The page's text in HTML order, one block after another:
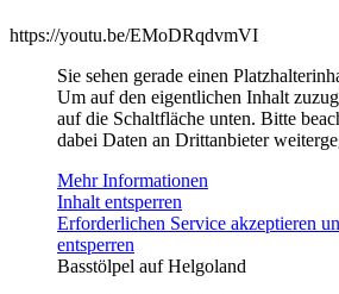
https://youtu.be/EMoDRqdvmVI
Sie sehen gerade einen
Um auf den eigentlichen Inhalt
auf die Schaltfläche unten. Bitte
dabei Daten an Drittanbieter
Mehr Informationen
Inhalt entsperren
Erforderlichen Service akzeptieren
entsperren
Basstölpel auf Helgoland